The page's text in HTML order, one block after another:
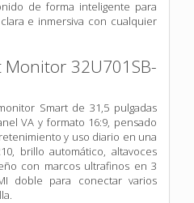
de forma inteligente para
e inmersiva con cualquier
Monitor 32U701SB-
Smart de 31,5 pulgadas
VA y formato 16:9, pensado
y uso diario en una
brillo automático, altavoces
con marcos ultrafinos en 3
doble para conectar varios